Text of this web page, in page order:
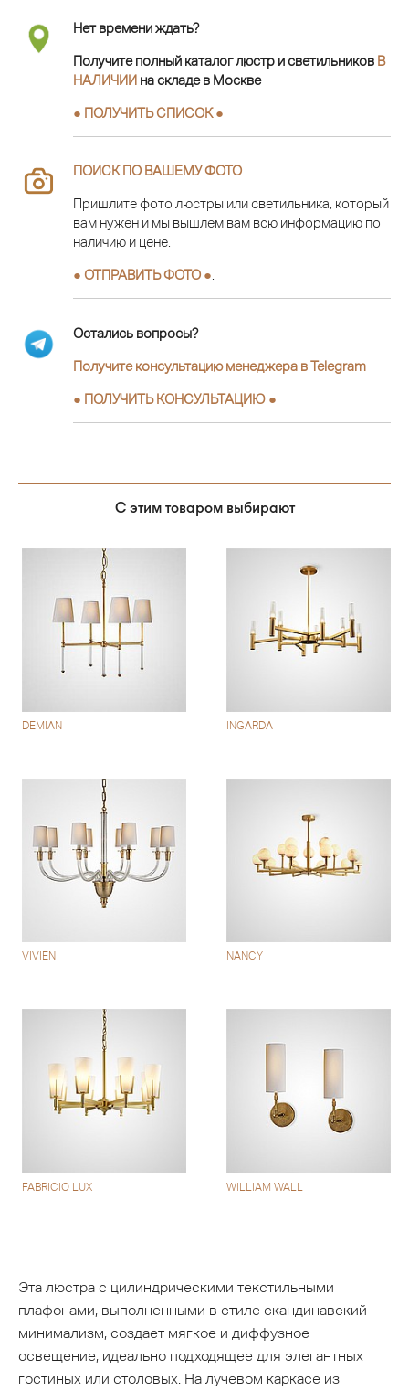
Нет времени ждать?
Получите полный каталог люстр и светильников В
НАЛИЧИИ на складе в Москве
● ПОЛУЧИТЬ СПИСОК ●
ПОИСК ПО ВАШЕМУ ФОТО
Пришлите фото люстры или светильника, который
вам нужен и мы вышлем вам всю информацию по
наличию и цене.
● ОТПРАВИТЬ ФОТО ●
Остались вопросы?
Получите консультацию менеджера в Telegram
● ПОЛУЧИТЬ КОНСУЛЬТАЦИЮ ●
С этим товаром выбирают
DEMIAN INGARDA
VIVIEN NANCY
FABRICIO LUX WILLIAM WALL
Эта люстра с цилиндрическими текстильными
плафонами, выполненными в стиле скандинавский
минимализм, создает мягкое и диффузное
освещение, идеально подходящее для элегантных
гостиных или столовых. На лучевом каркасе из